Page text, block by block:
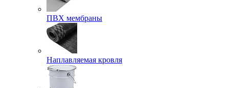
ПВХ мембраны
Наплавляемая кровля